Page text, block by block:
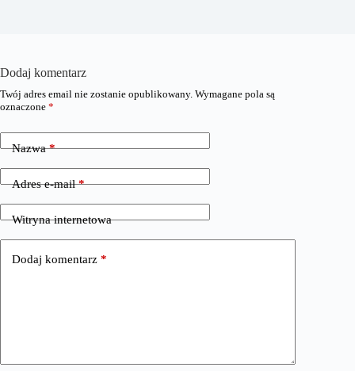
Dodaj komentarz
Twój adres email nie zostanie opublikowany. Wymagane pola są
oznaczone *
Nazwa*
Adres e-mail*
Witryna internetowa
Dodaj komentarz *